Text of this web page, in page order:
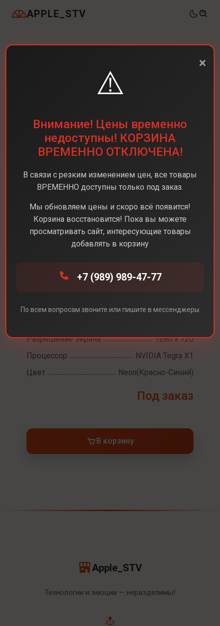
APPLE_STV
Консоли Nintendo Switch OLED
Разрешение экрана
1280 x 720
Процессор
NVIDIA Tegra X1
Цвет
Neon(Красно-Синий)
Под заказ
В корзину
Apple_STV
Технологии и эмоции — неразделимы!
×
⚠️
Внимание! Цены временно
недоступны! КОРЗИНА
ВРЕМЕННО ОТКЛЮЧЕНА!
В связи с резким изменением цен, все товары
ВРЕМЕННО доступны только под заказ.
Мы обновляем цены и скоро всё появится!
Корзина восстановится! Пока вы можете
просматривать сайт, интересующие товары
добавлять в корзину
+7 (989) 989-47-77
По всем вопросам звоните или пишите в мессенджеры